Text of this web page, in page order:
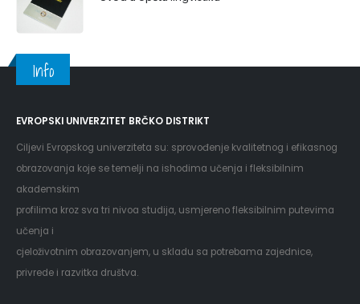
Info
EVROPSKI UNIVERZITET BRČKO DISTRIKT
Ciljevi Evropskog univerziteta su: sprovođenje kvalitetnog i efikasnog
obrazovanja koje se temelji na ishodima učenja i fleksibilnim
akademskim
profilima kroz sva tri nivoa studija, usmjereno fleksibilnim putevima
učenja i
cjeloživotnim obrazovanjem, u skladu sa potrebama zajednice,
privrede i razvitka društva.